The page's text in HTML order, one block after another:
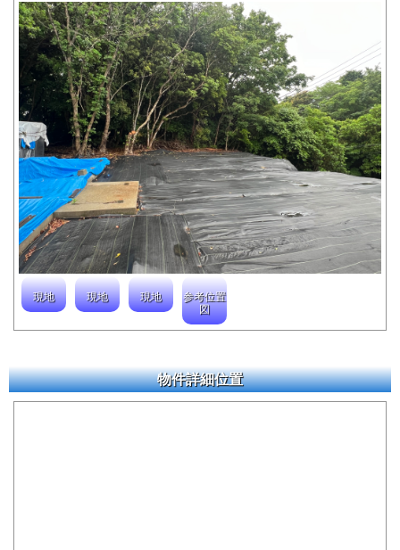
現地 現地 現地
参考位置
図
物件詳細位置